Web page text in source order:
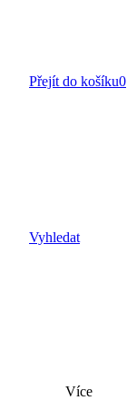
Přejít do košíku0
Vyhledat
Více